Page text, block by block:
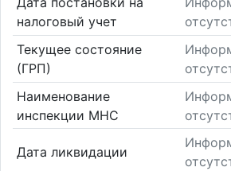
налоговый учет
Текущее состояние
(ГРП)
Наименование
инспекции МНС
Дата ликвидации